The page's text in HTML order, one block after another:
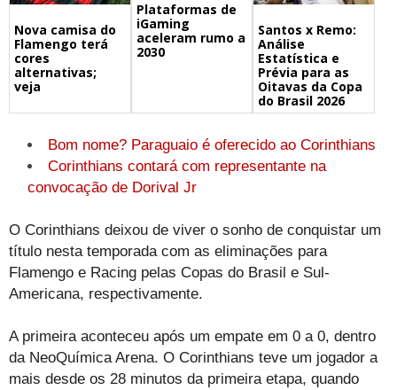
Nova camisa do
Flamengo terá
cores
alternativas;
veja
Plataformas de
iGaming
aceleram rumo a
2030
Santos x Remo:
Análise
Estatística e
Prévia para as
Oitavas da Copa
do Brasil 2026
Bom nome? Paraguaio é oferecido ao Corinthians
Corinthians contará com representante na
convocação de Dorival Jr
O Corinthians deixou de viver o sonho de conquistar um
título nesta temporada com as eliminações para
Flamengo e Racing pelas Copas do Brasil e Sul-
Americana, respectivamente.
A primeira aconteceu após um empate em 0 a 0, dentro
da NeoQuímica Arena. O Corinthians teve um jogador a
mais desde os 28 minutos da primeira etapa, quando